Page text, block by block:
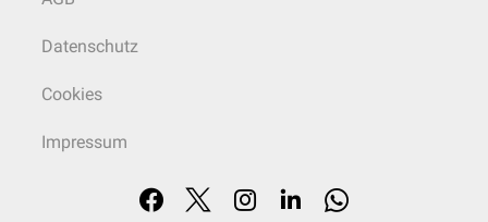
Datenschutz
Cookies
Impressum